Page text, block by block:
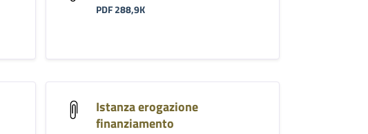
PDF 288,9K
Istanza erogazione
finanziamento